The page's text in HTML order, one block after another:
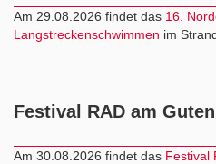
Am 29.08.2026 findet das 16.
Langstreckenschwimmen im
Festival RAD am
Am 30.08.2026 findet das Festival